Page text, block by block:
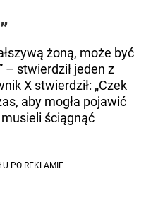
żoną, może być
– stwierdził jeden z
X stwierdził: „Czek
aby mogła pojawić
ściągnąć